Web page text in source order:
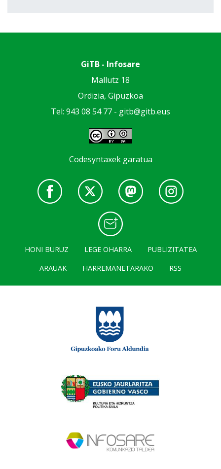
GiTB - Infosare
Mallutz 18
Ordizia, Gipuzkoa
Tel: 943 08 54 77 - gitb@gitb.eus
Codesyntaxek garatua
HONI BURUZ LEGE OHARRA
PUBLIZITATEA
ARAUAK
HARREMANETARAKO RSS